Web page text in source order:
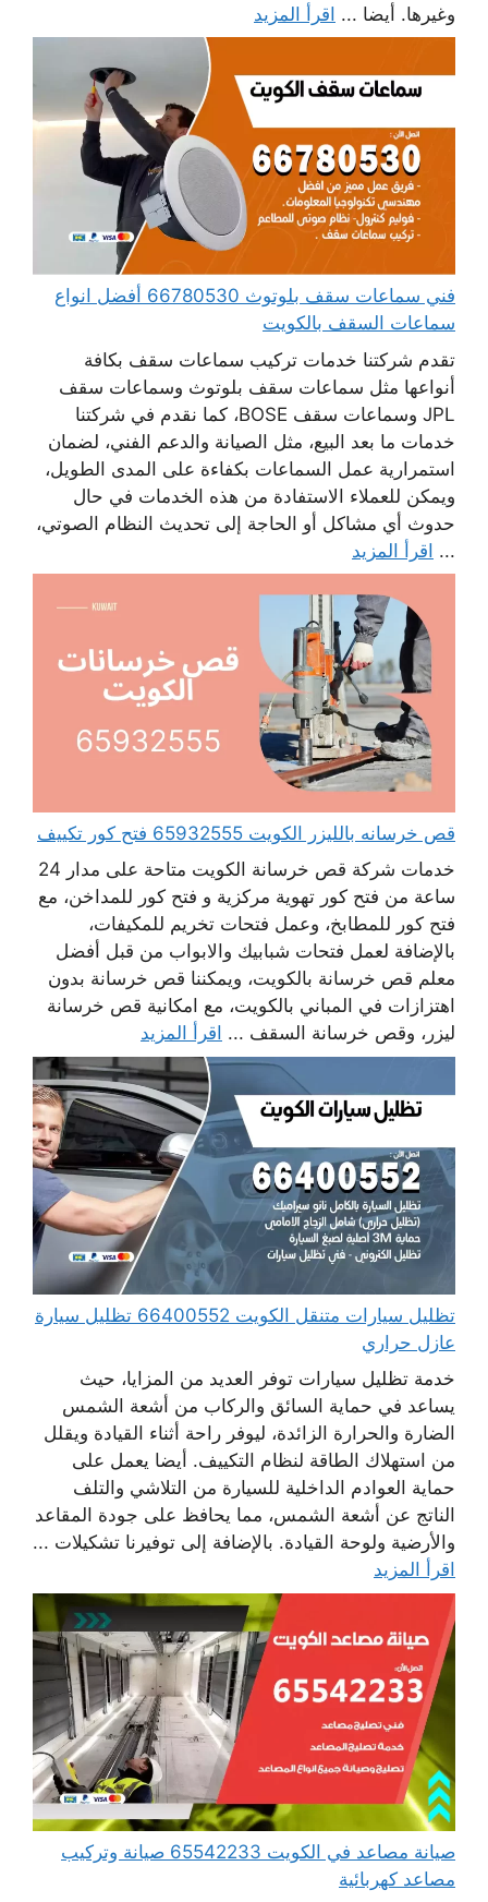
وغيرها. أيضا ... اقرأ المزيد
فني سماعات سقف بلوتوث 66780530 أفضل انواع
سماعات السقف بالكويت
تقدم شركتنا خدمات تركيب سماعات سقف بكافة
أنواعها مثل سماعات سقف بلوتوث وسماعات سقف
JPL وسماعات سقف BOSE، كما نقدم في شركتنا
خدمات ما بعد البيع، مثل الصيانة والدعم الفني، لضمان
استمرارية عمل السماعات بكفاءة على المدى الطويل،
ويمكن للعملاء الاستفادة من هذه الخدمات في حال
حدوث أي مشاكل أو الحاجة إلى تحديث النظام الصوتي،
... اقرأ المزيد
قص خرسانه بالليزر الكويت 65932555 فتح كور تكييف
خدمات شركة قص خرسانة الكويت متاحة على مدار 24
ساعة من فتح كور تهوية مركزية و فتح كور للمداخن، مع
فتح كور للمطابخ، وعمل فتحات تخريم للمكيفات،
بالإضافة لعمل فتحات شبابيك والابواب من قبل أفضل
معلم قص خرسانة بالكويت، ويمكننا قص خرسانة بدون
اهتزازات في المباني بالكويت، مع امكانية قص خرسانة
ليزر، وقص خرسانة السقف ... اقرأ المزيد
تظليل سيارات متنقل الكويت 66400552 تظليل سيارة
عازل حراري
خدمة تظليل سيارات توفر العديد من المزايا، حيث
يساعد في حماية السائق والركاب من أشعة الشمس
الضارة والحرارة الزائدة، ليوفر راحة أثناء القيادة ويقلل
من استهلاك الطاقة لنظام التكييف. أيضا يعمل على
حماية العوادم الداخلية للسيارة من التلاشي والتلف
الناتج عن أشعة الشمس، مما يحافظ على جودة المقاعد
والأرضية ولوحة القيادة. بالإضافة إلى توفيرنا تشكيلات ...
اقرأ المزيد
صيانة مصاعد في الكويت 65542233 صيانة وتركيب
مصاعد كهربائية